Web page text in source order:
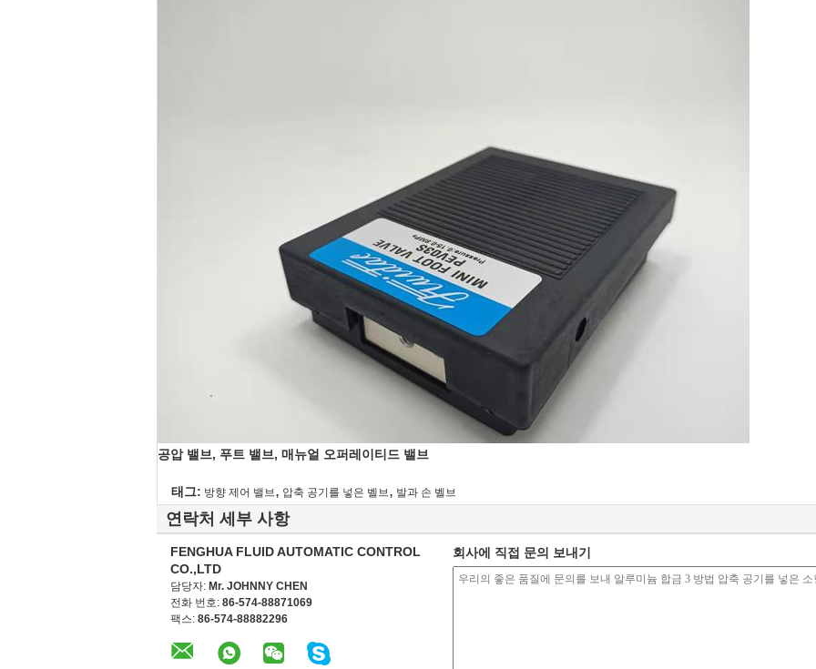
공압 밸브, 푸트 밸브, 매뉴얼 오퍼레이티드 밸브
태그: 방향 제어 밸브, 압축 공기를 넣은 벨브, 발과 손 벨브
연락처 세부 사항
FENGHUA FLUID AUTOMATIC CONTROL
CO.,LTD
담당자: Mr. JOHNNY CHEN
전화 번호: 86-574-88871069
팩스: 86-574-88882296
회사에 직접 문의 보내기